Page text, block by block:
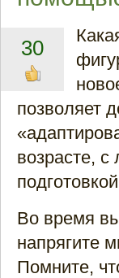
30
позволяет
возрасте,
Во время
напрягите
Помните,